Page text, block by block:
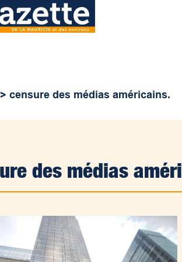
>censure des médias américains.
des médias